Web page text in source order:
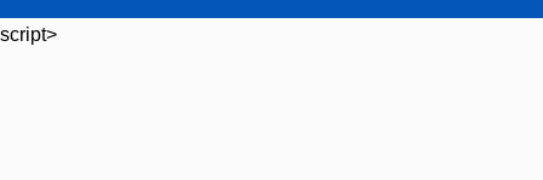
script>